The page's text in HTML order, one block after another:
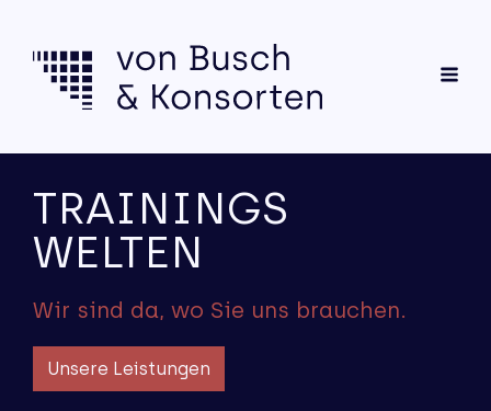
TRAININGS
WELTEN
Wir sind da, wo Sie uns brauchen.
Unsere Leistungen